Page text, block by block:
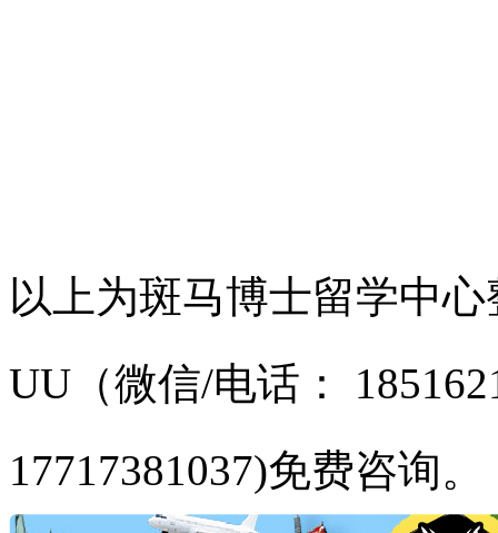
以上为斑马博士留学中
UU（微信/电话：
17717381037)免费咨询。